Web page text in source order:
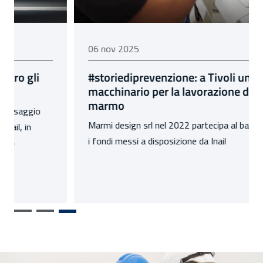
06 novembre 2025
#storiediprevenzione: a Tivoli un nuovo
macchinario per la lavorazione del
marmo
Marmi design srl nel 2022 partecipa al bando Isi, con
i fondi messi a disposizione da Inail